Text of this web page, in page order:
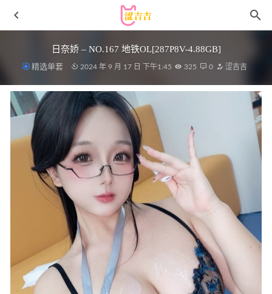
日奈娇 – NO.167 地铁OL[287P8V-4.88GB]
精选单套 2024 年 9 月 17 日 下午1:45 325 0 涩吉吉
宸大小姐 – 微密圈写真合集【持续更新中】
2023-02-05
[微密圈]陈妮妮 – 热辣小妮[17P-37MB]
2023-03-25
[YouMi尤蜜荟]2022.07.22 VOL.819 小海臀Rena[74+1P／
2023-02-19
[微密圈]迷人的五姨太 – 视频现场 [32P1V-217MB]
[微密圈]张鑫baby – 粉色一根绳[14P1V-145MB] 2023-04-24